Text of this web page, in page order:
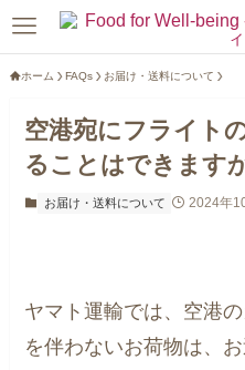
ホーム FAQs お届け・送料について
空港宛にフライト
ることはできます
お届け・送料について 2024年
ヤマト運輸では、空港
を伴わないお荷物は、